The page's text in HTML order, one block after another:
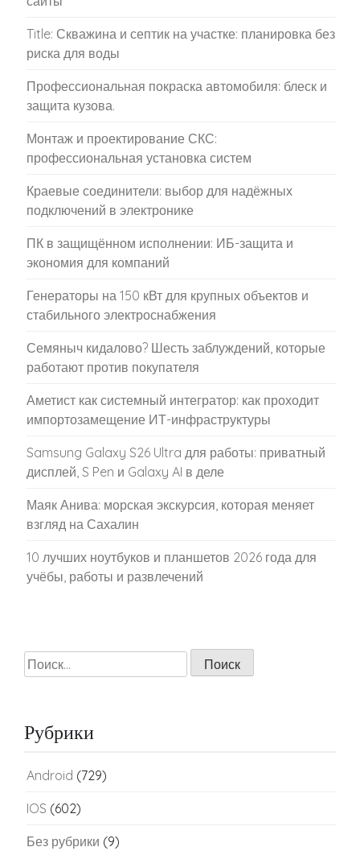
Title: Скважина и септик на участке: планировка без
риска для воды
Профессиональная покраска автомобиля: блеск и
защита кузова.
Монтаж и проектирование СКС:
профессиональная установка систем
Краевые соединители: выбор для надёжных
подключений в электронике
ПК в защищённом исполнении: ИБ-защита и
экономия для компаний
Генераторы на 150 кВт для крупных объектов и
стабильного электроснабжения
Семяныч кидалово? Шесть заблуждений, которые
работают против покупателя
Аметист как системный интегратор: как проходит
импортозамещение ИТ-инфраструктуры
Samsung Galaxy S26 Ultra для работы: приватный
дисплей, S Pen и Galaxy AI в деле
Маяк Анива: морская экскурсия, которая меняет
взгляд на Сахалин
10 лучших ноутбуков и планшетов 2026 года для
учёбы, работы и развлечений
Найти:
Рубрики
Android (729)
IOS (602)
Без рубрики (9)